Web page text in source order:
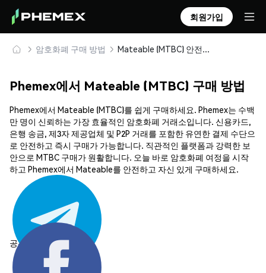
회원가입
암호화폐 구매 방법 Mateable (MTBC) 안전하게 구매 및 보관
Phemex에서 Mateable (MTBC) 구매 방법
Phemex에서 Mateable (MTBC)를 쉽게 구매하세요. Phemex는 수백
만 명이 신뢰하는 가장 효율적인 암호화폐 거래소입니다. 신용카드,
은행 송금, 제3자 제공업체 및 P2P 거래를 포함한 유연한 결제 수단으
로 안전하고 즉시 구매가 가능합니다. 직관적인 플랫폼과 강력한 보
안으로 MTBC 구매가 원활합니다. 오늘 바로 암호화폐 여정을 시작
하고 Phemex에서 Mateable를 안전하고 자신 있게 구매하세요.
공유하기: